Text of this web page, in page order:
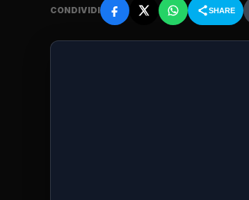
CONDIVIDI SHARE